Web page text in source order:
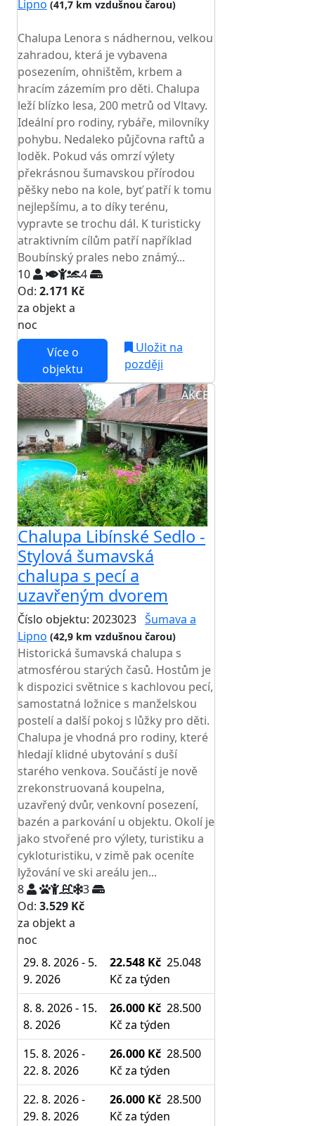
Lipno (41,7 km vzdušnou čarou)
Chalupa Lenora s nádhernou, velkou
zahradou, která je vybavena
posezením, ohništěm, krbem a
hracím zázemím pro děti. Chalupa
leží blízko lesa, 200 metrů od Vltavy.
Ideální pro rodiny, rybáře, milovníky
pohybu. Nedaleko půjčovna raftů a
loděk. Pokud vás omrzí výlety
překrásnou šumavskou přírodou
pěšky nebo na kole, byť patří k tomu
nejlepšímu, a to díky terénu,
vypravte se trochu dál. K turisticky
atraktivním cílům patří například
Boubínský prales nebo známý...
10
4
Od: 2.171 Kč
za objekt a
noc
Více o
objektu
Uložit na
později
AKCE
Chalupa Libínské Sedlo -
Stylová šumavská
chalupa s pecí a
uzavřeným dvorem
Číslo objektu: 2023023 Šumava a
Lipno (42,9 km vzdušnou čarou)
Historická šumavská chalupa s
atmosférou starých časů. Hostům je
k dispozici světnice s kachlovou pecí,
samostatná ložnice s manželskou
postelí a další pokoj s lůžky pro děti.
Chalupa je vhodná pro rodiny, které
hledají klidné ubytování s duší
starého venkova. Součástí je nově
zrekonstruovaná koupelna,
uzavřený dvůr, venkovní posezení,
bazén a parkování u objektu. Okolí je
jako stvořené pro výlety, turistiku a
cykloturistiku, v zimě pak oceníte
lyžování ve ski areálu jen...
8
3
Od: 3.529 Kč
za objekt a
noc
29. 8. 2026 - 5.
9. 2026
22.548 Kč 25.048
Kč za týden
8. 8. 2026 - 15.
8. 2026
26.000 Kč 28.500
Kč za týden
15. 8. 2026 -
22. 8. 2026
26.000 Kč 28.500
Kč za týden
22. 8. 2026 -
29. 8. 2026
26.000 Kč 28.500
Kč za týden